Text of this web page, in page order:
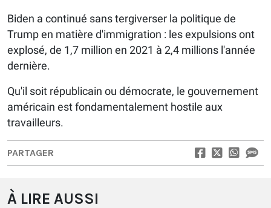
Biden a continué sans tergiverser la politique de
Trump en matière d'immigration : les expulsions ont
explosé, de 1,7 million en 2021 à 2,4 millions l'année
dernière.
Qu'il soit républicain ou démocrate, le gouvernement
américain est fondamentalement hostile aux
travailleurs.
PARTAGER
À LIRE AUSSI